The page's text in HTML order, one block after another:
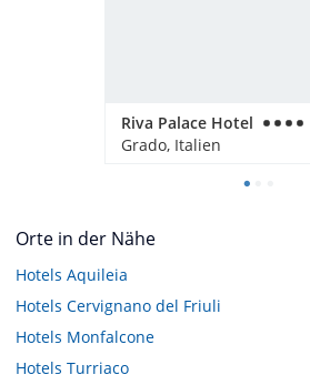
Riva Palace Hotel
Grado, Italien
Orte in der Nähe
Hotels Aquileia
Hotels Cervignano del Friuli
Hotels Monfalcone
Hotels Turriaco